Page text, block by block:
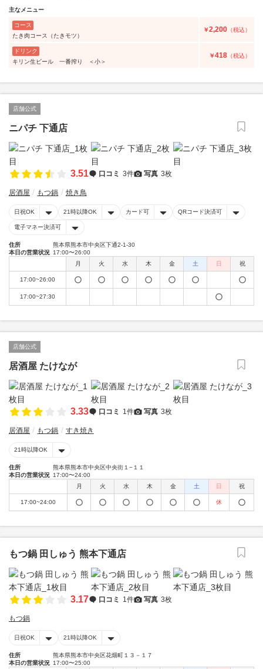
主なメニュー
コース
たき肉コース（たきモツ）
￥2,200 （税込）
ドリンク
キリン生ビール 一番搾り ＜小＞
￥418 （税込）
店舗公式
ニパチ 下通店
3.51 口コミ 3件 写真 3枚
居酒屋 もつ鍋 焼き鳥
日祝OK 21時以降OK カード可 QRコード決済可
電子マネー決済可
住所
熊本県熊本市中央区下通2-1-30
本日の営業状況 17:00〜26:00
月
火 水 木 金 土 日 祝
17:00~26:00
17:00~27:30
店舗公式
居酒屋 たけなが
3.33 口コミ 1件 写真 3枚
居酒屋 もつ鍋 すき焼き
21時以降OK
住所
熊本県熊本市中央区中央街１−１１
本日の営業状況 17:00〜24:00
月
火 水 木 金 土 日 祝
17:00~24:00 休
もつ鍋 田しゅう 熊本下通店
3.17 口コミ 1件 写真 3枚
もつ鍋
日祝OK 21時以降OK
住所
熊本県熊本市中央区花畑町１３－１７
本日の営業状況 17:00〜25:00